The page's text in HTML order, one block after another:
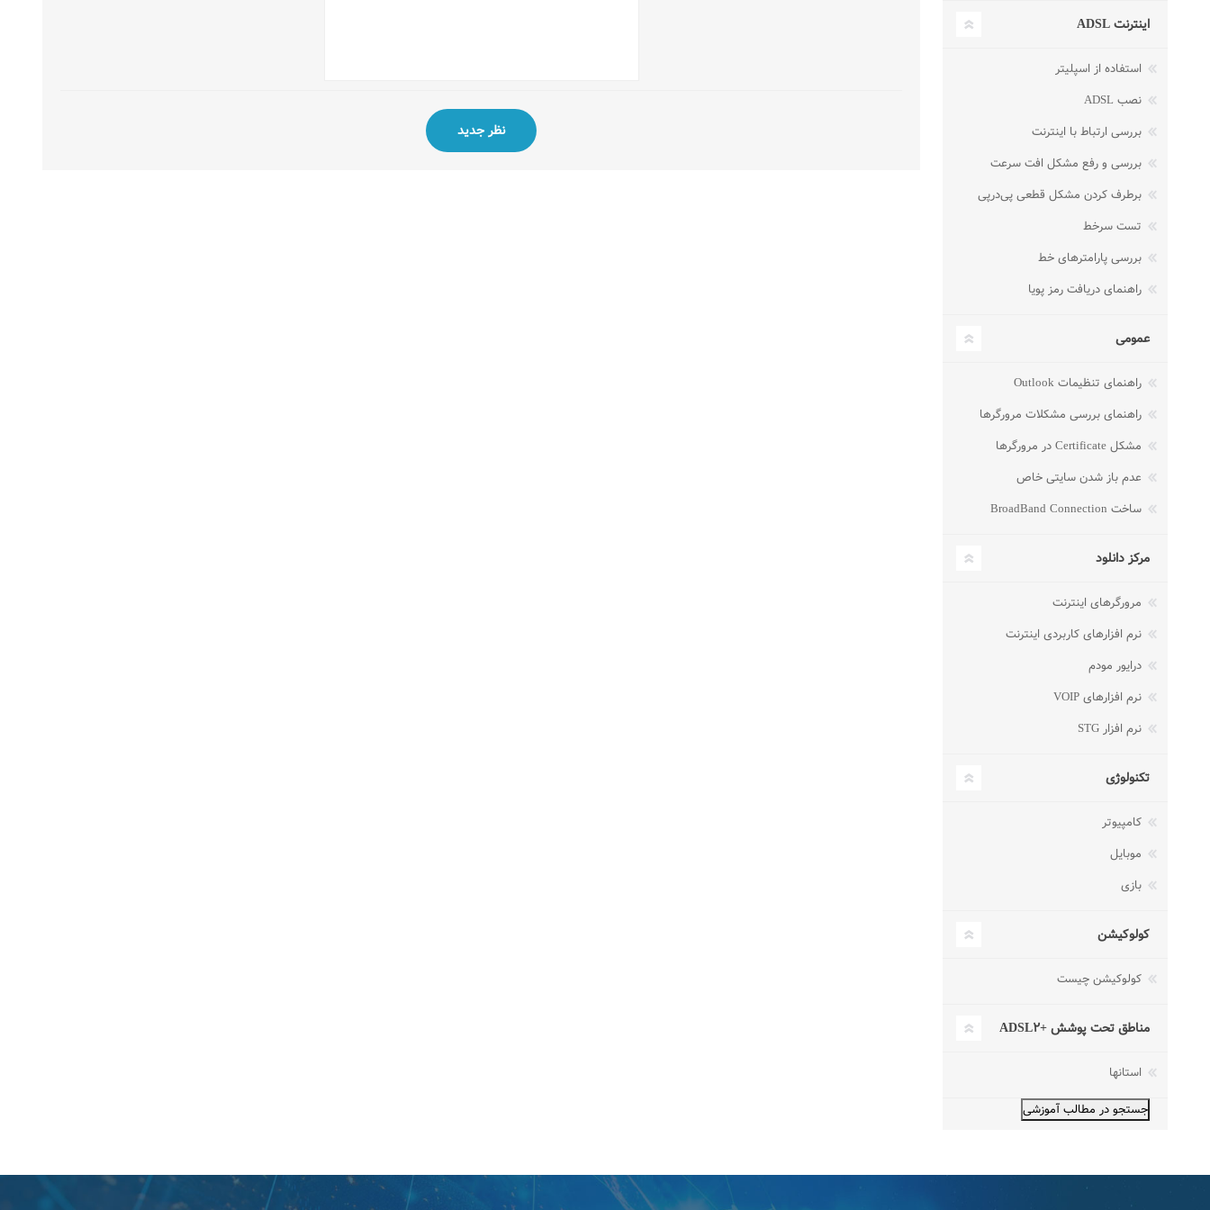
اینترنت ADSL
استفاده از اسپلیتر
نصب ADSL
بررسی ارتباط با اینترنت
بررسی و رفع مشکل افت سرعت
برطرف کردن مشکل قطعی پی‌در‌پی
تست سرخط
بررسی پارامترهای خط
راهنمای دریافت رمز پویا
عمومی
راهنمای تنظیمات Outlook
راهنمای بررسی مشکلات مرورگرها
مشکل Certificate در مرورگرها
عدم باز شدن سایتی خاص
ساخت BroadBand Connection
مرکز دانلود
مرورگرهای اینترنت
نرم افزارهای کاربردی اینترنت
درایور مودم
نرم افزارهای VOIP
نرم افزار STG
تکنولوژی
کامپیوتر
موبایل
بازی
کولوکیشن
کولوکیشن چیست
مناطق تحت پوشش +ADSL۲
استانها